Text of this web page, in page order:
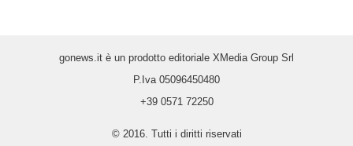
gonews.it è un prodotto editoriale XMedia Group Srl
P.Iva 05096450480
+39 0571 72250
© 2016. Tutti i diritti riservati